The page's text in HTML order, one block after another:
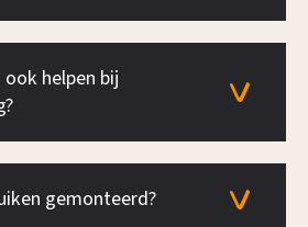
helpen bij
gemonteerd?